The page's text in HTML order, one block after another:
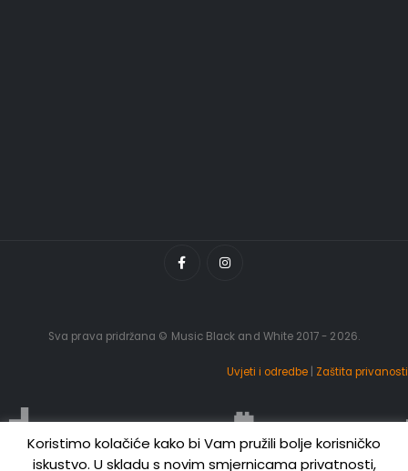
Sva prava pridržana © Music Black and White 2017 - 2026.
Uvjeti i odredbe Zaštita privanosti
Koristimo kolačiće kako bi Vam pružili bolje korisničko
iskustvo. U skladu s novim smjernicama privatnosti,